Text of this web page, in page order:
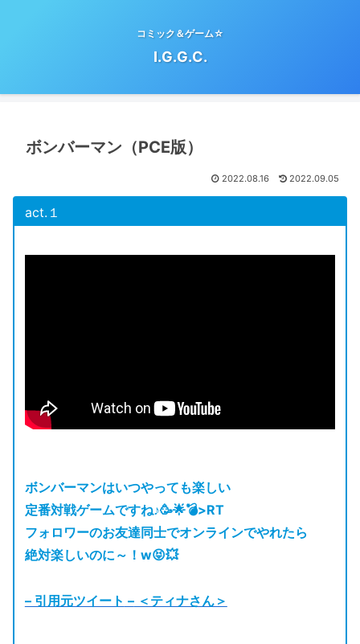
コミック＆ゲーム☆
I.G.G.C.
ボンバーマン（PCE版）
2022.08.16 2022.09.05
act.１
ボンバーマンはいつやっても楽しい
定番対戦ゲームですね♪🥳🌟💣>RT
フォロワーのお友達同士でオンラインでやれたら
絶対楽しいのに～！w😝💥
– 引用元ツイート –＜ティナさん＞